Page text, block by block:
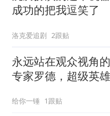
成功的把我逗笑了
洛克爱追剧 2跟贴
永远站在观众视角
专家罗德，超级英
给你一锤 1跟贴